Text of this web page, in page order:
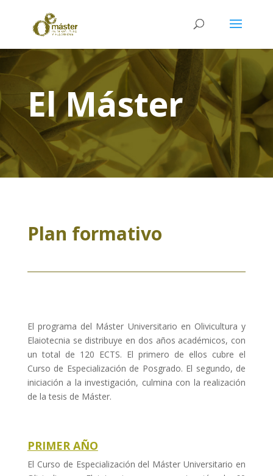
El Máster
Plan formativo
El programa del Máster Universitario en Olivicultura y
Elaiotecnia se distribuye en dos años académicos, con
un total de 120 ECTS. El primero de ellos cubre el
Curso de Especialización de Posgrado. El segundo, de
iniciación a la investigación, culmina con la realización
de la tesis de Máster.
PRIMER AÑO
El Curso de Especialización del Máster Universitario en